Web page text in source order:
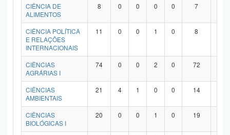
CIÊNCIA DE
ALIMENTOS
8 0 0 0 0 7
CIÊNCIA POLÍTICA
E RELAÇÕES
INTERNACIONAIS
11 0 0 1 0 8
CIÊNCIAS
AGRÁRIAS I
74 0 0 2 0 72
CIÊNCIAS
AMBIENTAIS
21 4 1 0 0 14
CIÊNCIAS
BIOLÓGICAS I
20 0 0 1 0 19